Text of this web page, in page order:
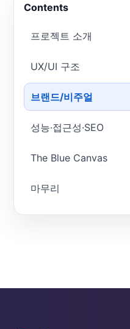
Contents
프로젝트 소개
UX/UI 구조
브랜드/비주얼
성능·접근성·SEO
The Blue Canvas
마무리